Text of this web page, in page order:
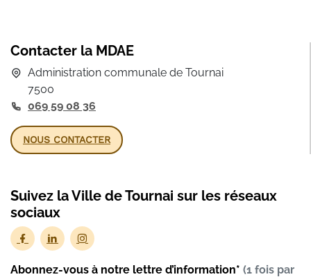
Contacter la MDAE
Administration communale de Tournai
7500
069 59 08 36
NOUS CONTACTER
Suivez la Ville de Tournai sur les réseaux
sociaux
Abonnez-vous à notre lettre d’information* (1 fois par